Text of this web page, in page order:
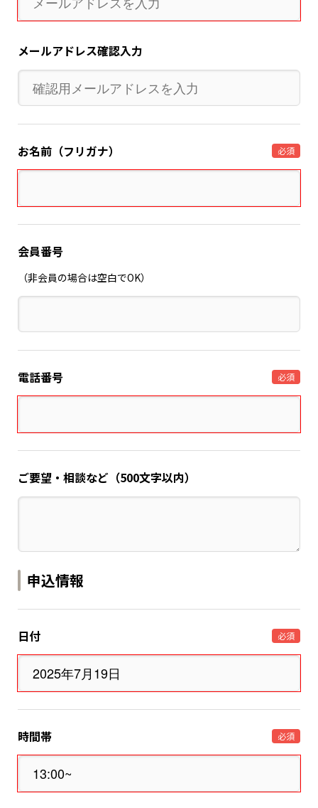
メールアドレス確認入力
お名前（フリガナ） 必須
会員番号
（非会員の場合は空白でOK）
電話番号 必須
ご要望・相談など（500文字以内）
申込情報
日付 必須
時間帯 必須